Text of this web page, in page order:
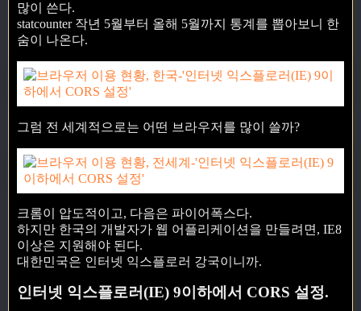
많이 쓴다.
statcounter 작년 5월부터 올해 5월까지 통계를 뽑아보니 한
숨이 나온다.
그럼 전 세계적으로는 어떤 브라우저를 많이 쓸까?
크롬이 압도적이고, 다음은 파이어폭스다.
하지만 한국의 개발자가 웹 어플리케이션을 만들려면, IE8
이상은 지원해야 된다.
대한민국은 인터넷 익스플로러 강국이니까.
인터넷 익스플로러(IE) 9이하에서 CORS 설정.